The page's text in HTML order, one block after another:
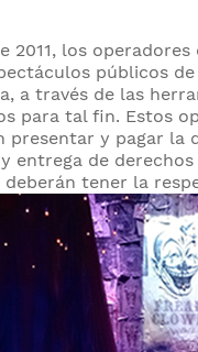
2011, los
públicos
a través de las
para tal fin. Estos
y pagar
entrega de
tener la